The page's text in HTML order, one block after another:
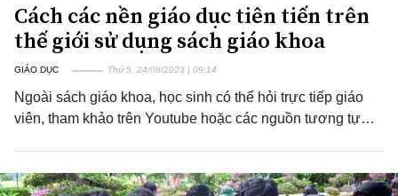
Cách các nền giáo dục tiên tiến trên
thế giới sử dụng sách giáo khoa
GIÁO DỤC Thứ 5, 24/08/2023 | 09:14
Ngoài sách giáo khoa, học sinh có thể hỏi trực tiếp giáo
viên, tham khảo trên Youtube hoặc các nguồn tương tự…